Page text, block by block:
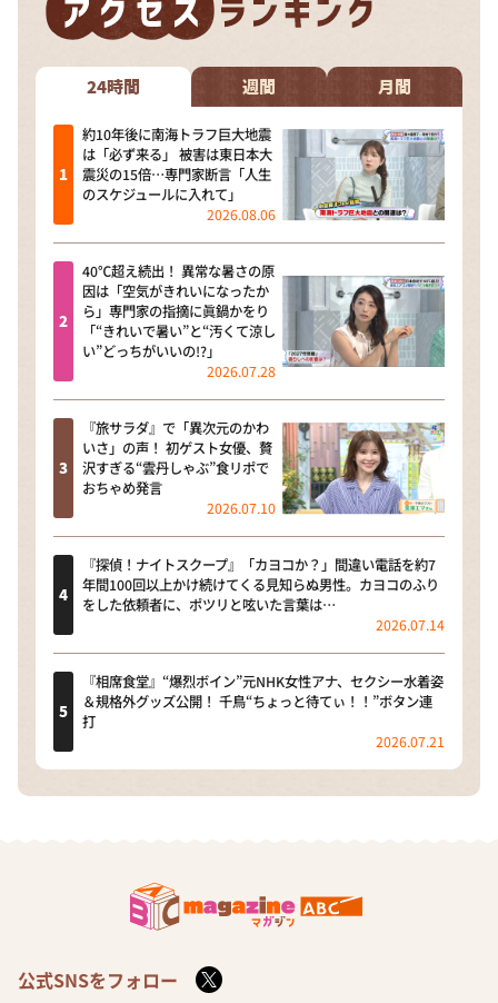
24時間 週間 月間
約10年後に南海トラフ巨大地震
は「必ず来る」 被害は東日本大
震災の15倍…専門家断言「人生
のスケジュールに入れて」
2026.08.06
40℃超え続出！ 異常な暑さの原
因は「空気がきれいになったか
ら」専門家の指摘に眞鍋かをり
「“きれいで暑い”と“汚くて涼し
い”どっちがいいの!?」
2026.07.28
『旅サラダ』で「異次元のかわ
いさ」の声！ 初ゲスト女優、贅
沢すぎる“雲丹しゃぶ”食リポで
おちゃめ発言
2026.07.10
『探偵！ナイトスクープ』「カヨコか？」間違い電話を約7
年間100回以上かけ続けてくる見知らぬ男性。カヨコのふり
をした依頼者に、ポツリと呟いた言葉は…
2026.07.14
『相席食堂』“爆烈ボイン”元NHK女性アナ、セクシー水着姿
＆規格外グッズ公開！ 千鳥“ちょっと待てぃ！！”ボタン連
打
2026.07.21
公式SNSをフォロー